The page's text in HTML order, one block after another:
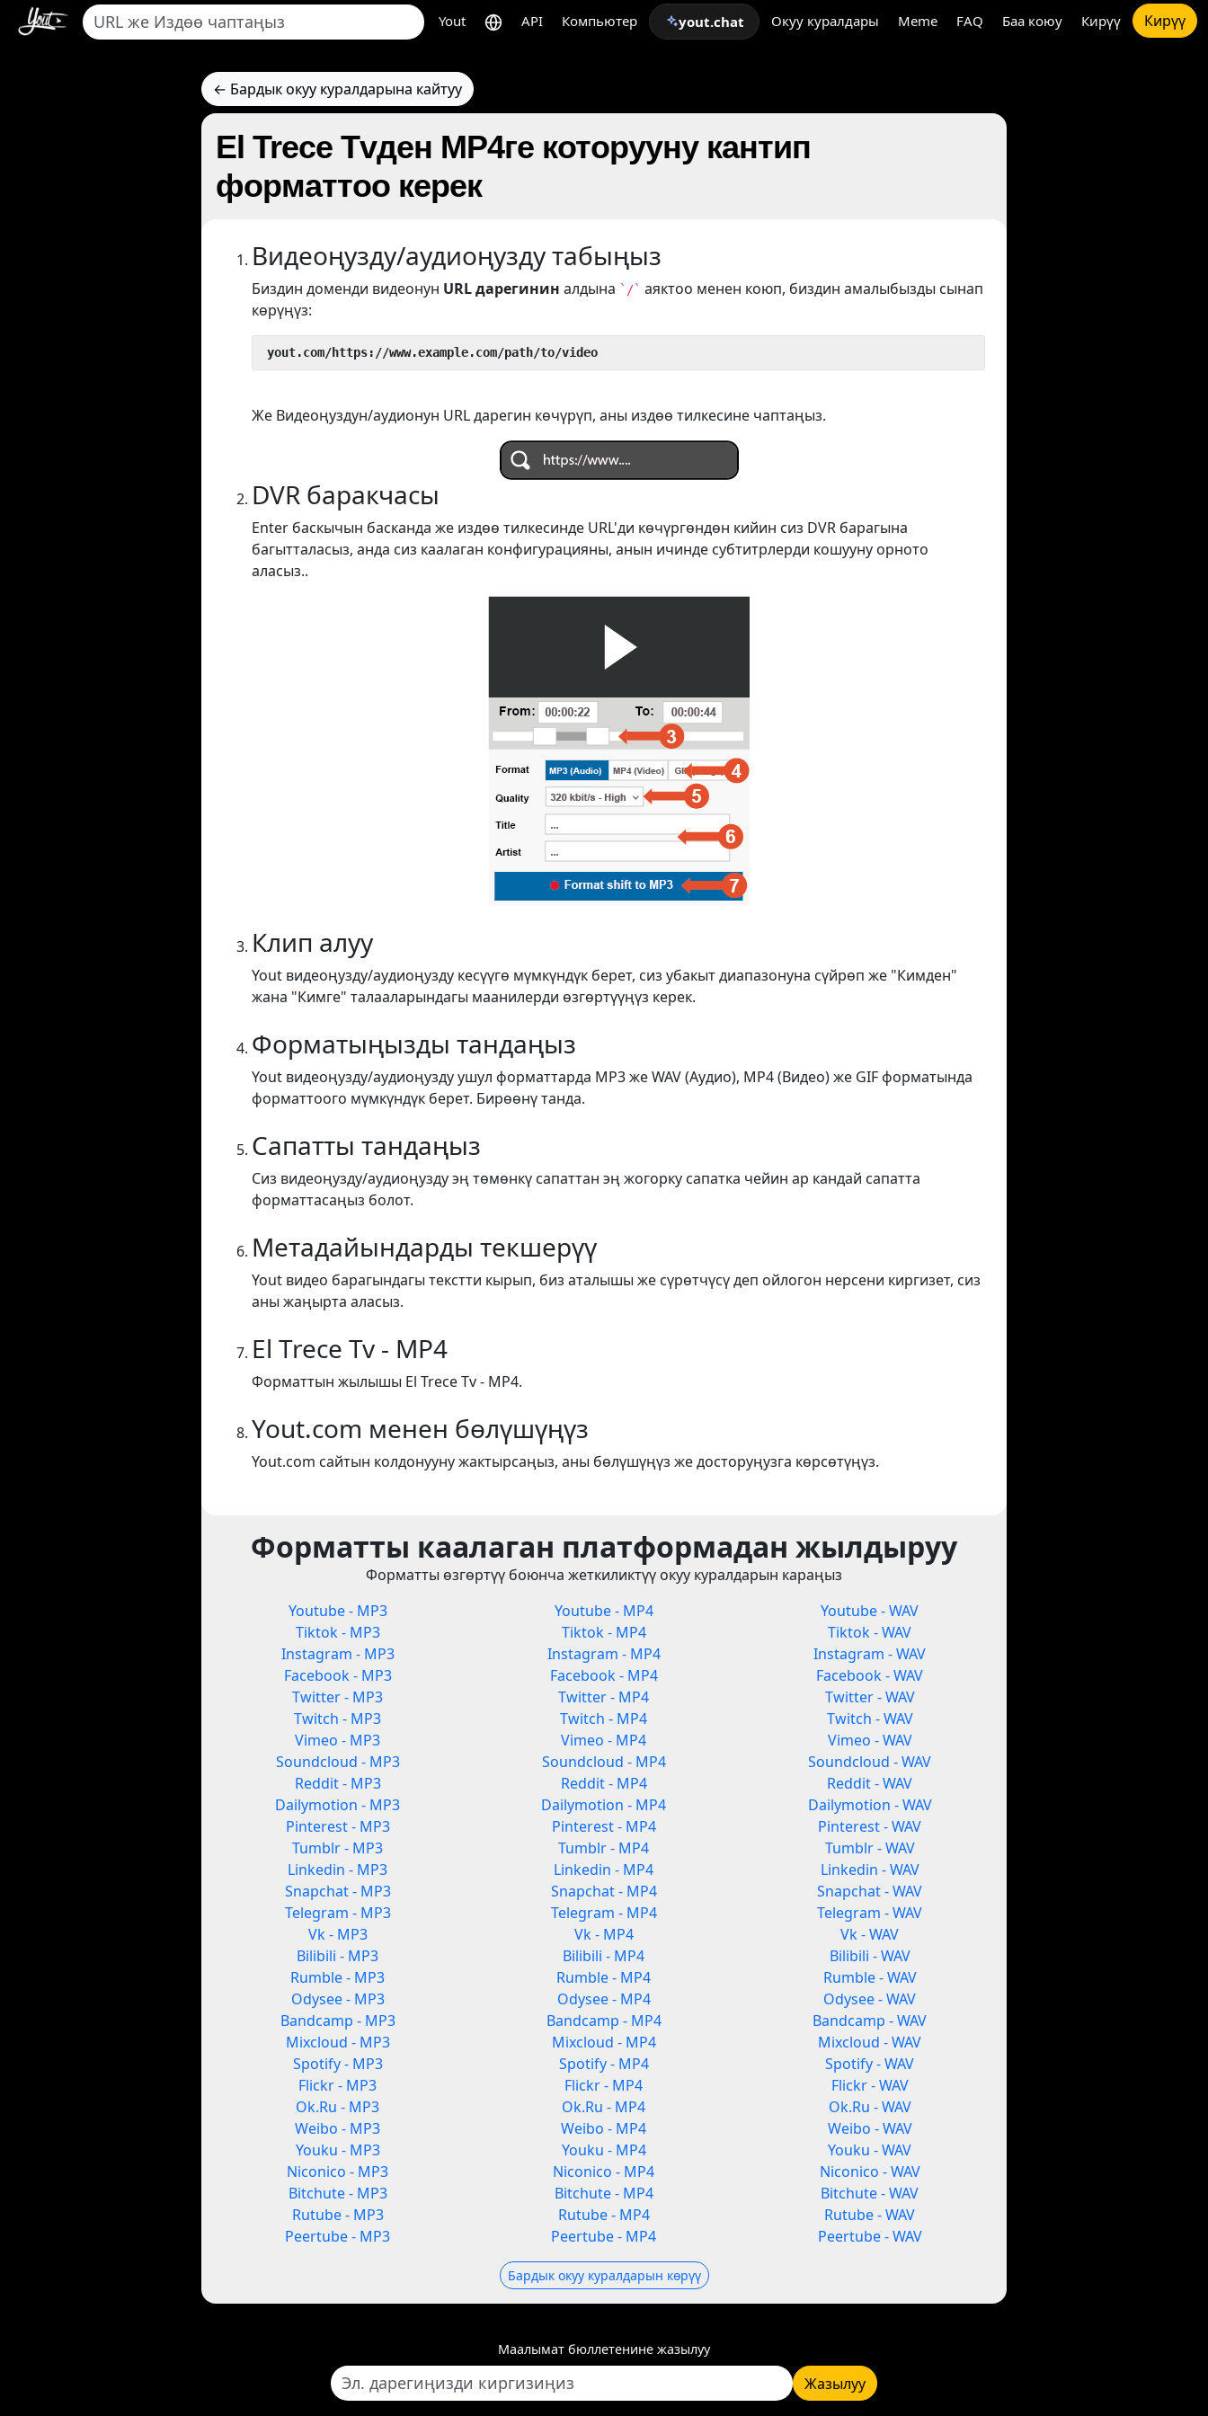
Yout API Компьютер yout.chat Окуу куралдары Meme FAQ Баа коюу Кирүү Кирүү
← Бардык окуу куралдарына кайтуу
El Trece Tvден MP4ге которууну кантип
форматтоо керек
Видеоңузду/аудиоңузду табыңыз
Биздин доменди видеонун URL дарегинин алдына `/` аяктоо менен коюп, биздин амалыбызды сынап
көрүңүз:
yout.com/https://www.example.com/path/to/video
Же Видеоңуздун/аудионун URL дарегин көчүрүп, аны издөө тилкесине чаптаңыз.
DVR баракчасы
Enter баскычын басканда же издөө тилкесинде URL'ди көчүргөндөн кийин сиз DVR барагына
багытталасыз, анда сиз каалаган конфигурацияны, анын ичинде субтитрлерди кошууну орното
аласыз..
Клип алуу
Yout видеоңузду/аудиоңузду кесүүгө мүмкүндүк берет, сиз убакыт диапазонуна сүйрөп же "Кимден"
жана "Кимге" талааларындагы маанилерди өзгөртүүңүз керек.
Форматыңызды тандаңыз
Yout видеоңузду/аудиоңузду ушул форматтарда MP3 же WAV (Аудио), MP4 (Видео) же GIF форматында
форматтоого мүмкүндүк берет. Бирөөнү танда.
Сапатты тандаңыз
Сиз видеоңузду/аудиоңузду эң төмөнкү сапаттан эң жогорку сапатка чейин ар кандай сапатта
форматтасаңыз болот.
Метадайындарды текшерүү
Yout видео барагындагы текстти кырып, биз аталышы же сүрөтчүсү деп ойлогон нерсени киргизет, сиз
аны жаңырта аласыз.
El Trece Tv - MP4
Форматтын жылышы El Trece Tv - MP4.
Yout.com менен бөлүшүңүз
Yout.com сайтын колдонууну жактырсаңыз, аны бөлүшүңүз же досторуңузга көрсөтүңүз.
Форматты каалаган платформадан жылдыруу
Форматты өзгөртүү боюнча жеткиликтүү окуу куралдарын караңыз
Youtube - MP3
Tiktok - MP3
Instagram - MP3
Facebook - MP3
Twitter - MP3
Twitch - MP3
Vimeo - MP3
Soundcloud - MP3
Reddit - MP3
Dailymotion - MP3
Pinterest - MP3
Tumblr - MP3
Linkedin - MP3
Snapchat - MP3
Telegram - MP3
Vk - MP3
Bilibili - MP3
Rumble - MP3
Odysee - MP3
Bandcamp - MP3
Mixcloud - MP3
Spotify - MP3
Flickr - MP3
Ok.Ru - MP3
Weibo - MP3
Youku - MP3
Niconico - MP3
Bitchute - MP3
Rutube - MP3
Peertube - MP3
Youtube - MP4
Tiktok - MP4
Instagram - MP4
Facebook - MP4
Twitter - MP4
Twitch - MP4
Vimeo - MP4
Soundcloud - MP4
Reddit - MP4
Dailymotion - MP4
Pinterest - MP4
Tumblr - MP4
Linkedin - MP4
Snapchat - MP4
Telegram - MP4
Vk - MP4
Bilibili - MP4
Rumble - MP4
Odysee - MP4
Bandcamp - MP4
Mixcloud - MP4
Spotify - MP4
Flickr - MP4
Ok.Ru - MP4
Weibo - MP4
Youku - MP4
Niconico - MP4
Bitchute - MP4
Rutube - MP4
Peertube - MP4
Youtube - WAV
Tiktok - WAV
Instagram - WAV
Facebook - WAV
Twitter - WAV
Twitch - WAV
Vimeo - WAV
Soundcloud - WAV
Reddit - WAV
Dailymotion - WAV
Pinterest - WAV
Tumblr - WAV
Linkedin - WAV
Snapchat - WAV
Telegram - WAV
Vk - WAV
Bilibili - WAV
Rumble - WAV
Odysee - WAV
Bandcamp - WAV
Mixcloud - WAV
Spotify - WAV
Flickr - WAV
Ok.Ru - WAV
Weibo - WAV
Youku - WAV
Niconico - WAV
Bitchute - WAV
Rutube - WAV
Peertube - WAV
Бардык окуу куралдарын көрүү
Маалымат бюллетенине жазылуу
Жазылуу